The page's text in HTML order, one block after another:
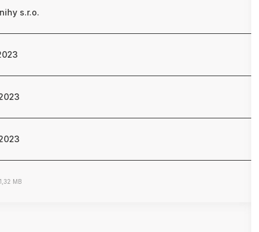
s.r.o.
1,32 MB